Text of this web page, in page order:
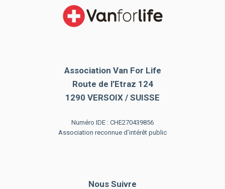
Association Van For Life
Route de l’Etraz 124
1290 VERSOIX / SUISSE
Numéro IDE : CHE270439856
Association reconnue d’intérêt public
Nous Suivre